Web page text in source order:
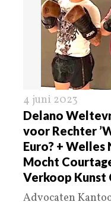
4 juni 2023
Delano
voor Rechter
Euro? + Welles
Mocht
Verkoop Kunst
Advocaten